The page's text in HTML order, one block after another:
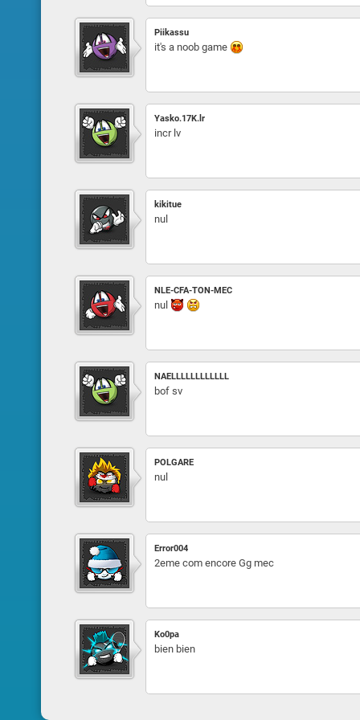
Piikassu
it's a noob game
Yasko.17K.lr
incr lv
kikitue
nul
NLE-CFA-TON-MEC
nul
NAELLLLLLLLLLLL
bof sv
POLGARE
nul
Error004
2eme com encore Gg mec
Ko0pa
bien bien